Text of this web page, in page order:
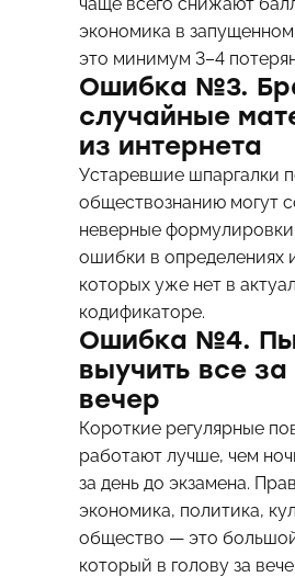
экономика в
это минимум 3–4
Ошибка №3.
случайные
из интернета
Устаревшие шпаргалки
обществознанию могут
неверные формулировки
ошибки в определениях
которых уже нет в
кодификаторе.
Ошибка №4.
выучить все
вечер
Короткие регулярные
работают лучше, чем
за день до экзамена.
экономика, политика,
общество — это
который в голову за